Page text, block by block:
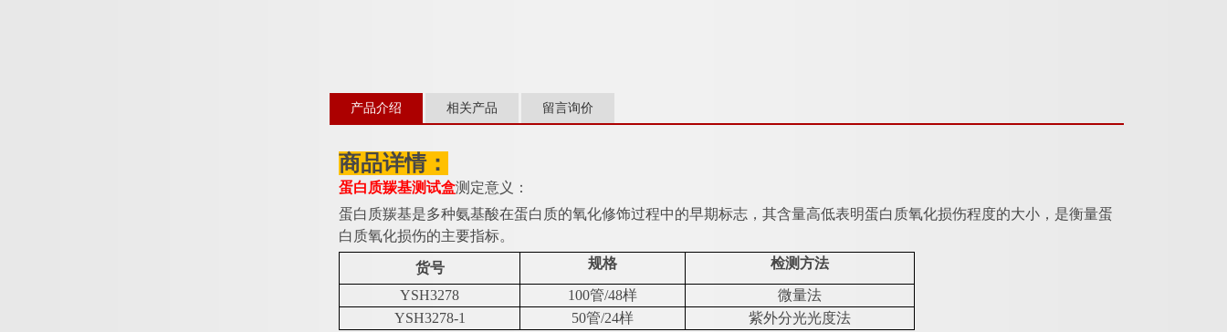
产品介绍 相关产品 留言询价
商品详情：
蛋白质羰基测试盒测定意义：
蛋白质羰基是多种氨基酸在蛋白质的氧化修饰过程中的早期标志，其含量高低表明蛋白质氧化损伤程度的大小，是衡量蛋
白质氧化损伤的主要指标。
货号 规格 检测方法
YSH3278 100管/48样
微量法
YSH3278-1
50管/24样
紫外分光光度法